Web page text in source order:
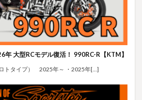
年 大型RCモデル復活！ 990RC-R【KTM】
トタイプ） 2025年～ ・2025年[…]